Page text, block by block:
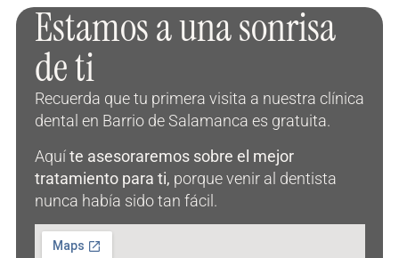
Estamos a una sonrisa
de ti
Recuerda que tu primera visita a nuestra clínica
dental en Barrio de Salamanca es gratuita.
Aquíte asesoraremos sobre el mejor
tratamiento para ti, porque venir al dentista
nunca había sido tan fácil.